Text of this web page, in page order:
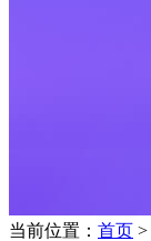
当前位置： 首页 >